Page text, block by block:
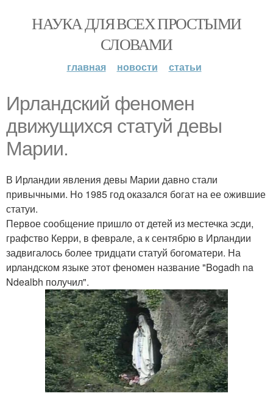
НАУКА ДЛЯ ВСЕХ ПРОСТЫМИ
СЛОВАМИ
главная новости статьи
Ирландский феномен
движущихся статуй девы
Марии.
В Ирландии явления девы Марии давно стали
привычными. Но 1985 год оказался богат на ее ожившие
статуи.
Первое сообщение пришло от детей из местечка эсди,
графство Керри, в феврале, а к сентябрю в Ирландии
задвигалось более тридцати статуй богоматери. На
ирландском языке этот феномен название "Bogadh na
Ndealbh получил".